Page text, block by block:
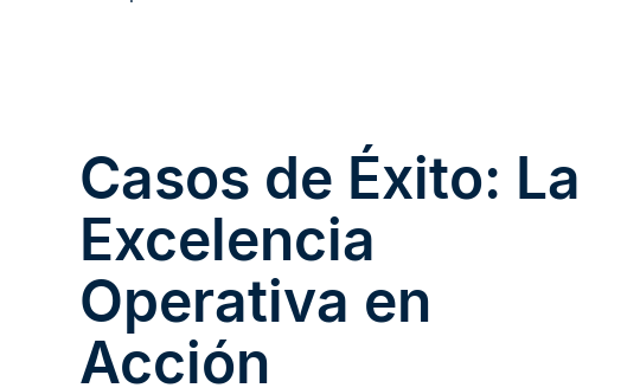
Casos de Éxito: La
Excelencia
Operativa en
Acción